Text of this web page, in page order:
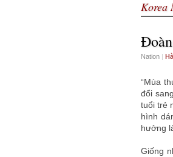
Korea
Nation |
“Mùa
đổi
tuổi trẻ
hình
hưởng
Giống